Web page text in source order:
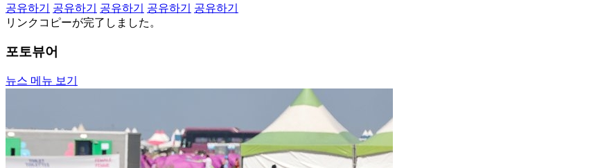
공유하기
공유하기 공유하기 공유하기
공유하기
リンクコピーが完了しました。
포토뷰어
뉴스 메뉴 보기